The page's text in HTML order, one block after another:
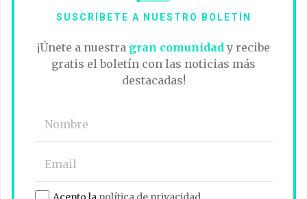
SUSCRÍBETE A NUESTRO BOLETÍN
¡Únete a nuestra gran comunidad y recibe
gratis el boletín con las noticias más
destacadas!